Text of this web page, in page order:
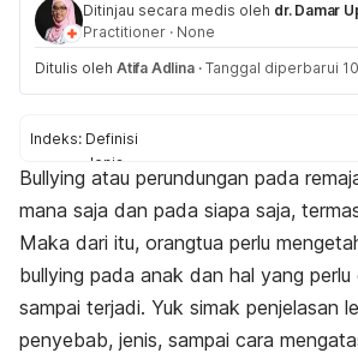
Ditinjau secara medis oleh dr. Damar
Practitioner · None
Ditulis oleh Atifa Adlina · Tanggal diperbarui
Indeks: Definisi
Jenis
Tanda
Cara menghadapi
Bullying atau perundungan pada
mana saja dan pada siapa saja,
Maka dari itu, orangtua perlu
bullying pada anak dan hal yang perlu
sampai terjadi. Yuk simak penjelasan
penyebab, jenis, sampai cara